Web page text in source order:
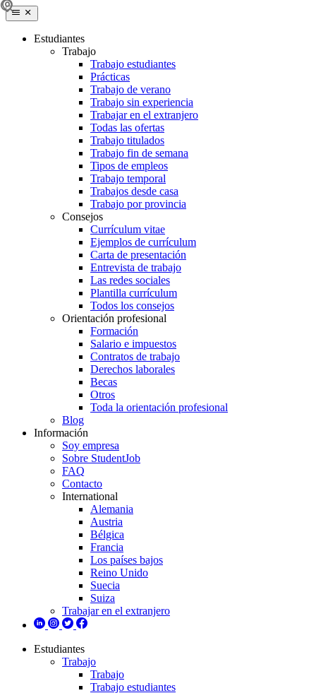
Estudiantes
Trabajo
Trabajo estudiantes
Prácticas
Trabajo de verano
Trabajo sin experiencia
Trabajar en el extranjero
Todas las ofertas
Trabajo titulados
Trabajo fin de semana
Tipos de empleos
Trabajo temporal
Trabajos desde casa
Trabajo por provincia
Consejos
Currículum vitae
Ejemplos de currículum
Carta de presentación
Entrevista de trabajo
Las redes sociales
Plantilla currículum
Todos los consejos
Orientación profesional
Formación
Salario e impuestos
Contratos de trabajo
Derechos laborales
Becas
Otros
Toda la orientación profesional
Blog
Información
Soy empresa
Sobre StudentJob
FAQ
Contacto
International
Alemania
Austria
Bélgica
Francia
Los países bajos
Reino Unido
Suecia
Suiza
Trabajar en el extranjero
Estudiantes
Trabajo
Trabajo
Trabajo estudiantes